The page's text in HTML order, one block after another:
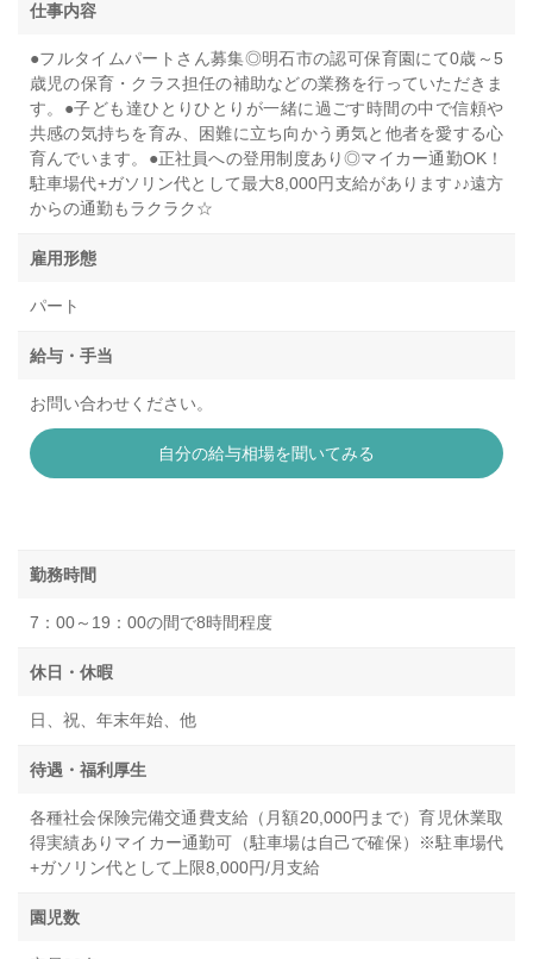
仕事内容
●フルタイムパートさん募集◎明石市の認可保育園にて0歳～5
歳児の保育・クラス担任の補助などの業務を行っていただきま
す。●子ども達ひとりひとりが一緒に過ごす時間の中で信頼や
共感の気持ちを育み、困難に立ち向かう勇気と他者を愛する心
育んでいます。●正社員への登用制度あり◎マイカー通勤OK！
駐車場代+ガソリン代として最大8,000円支給があります♪♪遠方
からの通勤もラクラク☆
雇用形態
パート
給与・手当
お問い合わせください。
自分の給与相場を聞いてみる
勤務時間
7：00～19：00の間で8時間程度
休日・休暇
日、祝、年末年始、他
待遇・福利厚生
各種社会保険完備交通費支給（月額20,000円まで）育児休業取
得実績ありマイカー通勤可（駐車場は自己で確保）※駐車場代
+ガソリン代として上限8,000円/月支給
園児数